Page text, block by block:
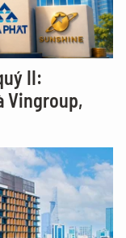
II:
Vingroup,